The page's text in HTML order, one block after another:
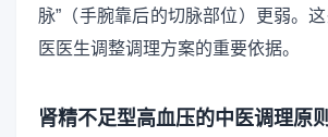
脉”（手腕靠后的切脉部位）更弱。
医医生调整调理方案的重要依据。
肾精不足型高血压的中医调理原